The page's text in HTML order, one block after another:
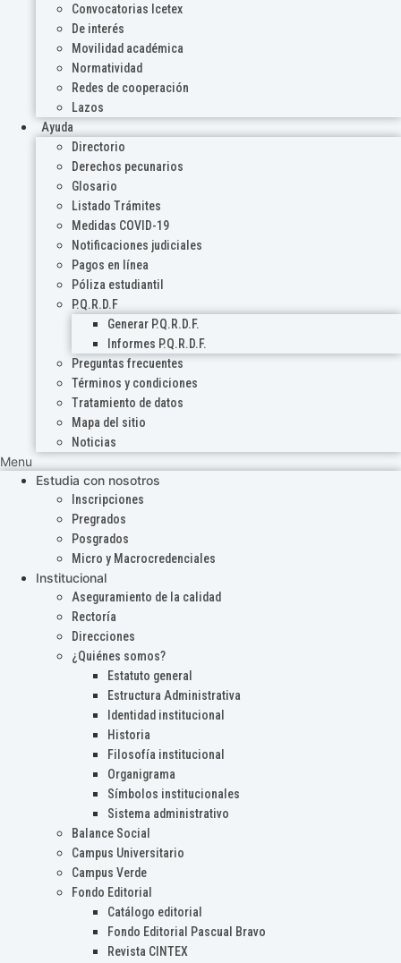
Convocatorias Icetex
De interés
Movilidad académica
Normatividad
Redes de cooperación
Lazos
Ayuda
Directorio
Derechos pecunarios
Glosario
Listado Trámites
Medidas COVID-19
Notificaciones judiciales
Pagos en línea
Póliza estudiantil
P.Q.R.D.F
Generar P.Q.R.D.F.
Informes P.Q.R.D.F.
Preguntas frecuentes
Términos y condiciones
Tratamiento de datos
Mapa del sitio
Noticias
Menu
Estudia con nosotros
Inscripciones
Pregrados
Posgrados
Micro y Macrocredenciales
Institucional
Aseguramiento de la calidad
Rectoría
Direcciones
¿Quiénes somos?
Estatuto general
Estructura Administrativa
Identidad institucional
Historia
Filosofía institucional
Organigrama
Símbolos institucionales
Sistema administrativo
Balance Social
Campus Universitario
Campus Verde
Fondo Editorial
Catálogo editorial
Fondo Editorial Pascual Bravo
Revista CINTEX